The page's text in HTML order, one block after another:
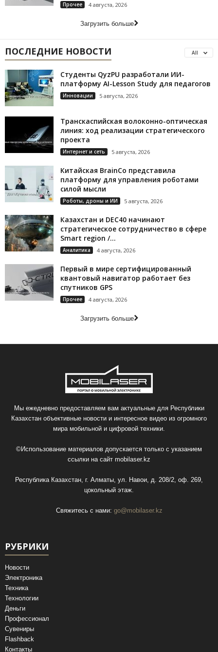
Прочее 4 августа, 2026
Загрузить больше
ПОСЛЕДНИЕ НОВОСТИ All
Студенты QyzPU разработали ИИ-
платформу AI-Lesson Study для педагогов
Инновации 5 августа, 2026
Транскаспийская волоконно-оптическая
линия: ход реализации стратегического
проекта
Интернет и сеть 5 августа, 2026
Китайская BrainCo представила
платформу для управления роботами
силой мысли
Роботы, дроны и ИИ 5 августа, 2026
Казахстан и DEC40 начинают
стратегическое сотрудничество в сфере
Smart region /...
Аналитика 4 августа, 2026
Первый в мире сертифицированный
квантовый навигатор работает без
спутников GPS
Прочее 4 августа, 2026
Загрузить больше
Мы ежедневно предоставляем вам актуальные для Республики
Казахстан объективные новости и интересное видео из огромного
мира мобильной и цифровой техники.
©Использование материалов допускается только с указанием
ссылки на сайт mobilaser.kz
Республика Казахстан, г. Алматы, ул. Навои, д. 208/2, оф. 269,
цокольный этаж.
Свяжитесь с нами: go@mobilaser.kz
РУБРИКИ
Новости
Электроника
Техника
Технологии
Деньги
Профессионал
Сувениры
Flashback
Контакты